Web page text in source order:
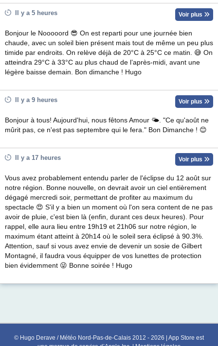
Il y a 5 heures Voir plus
Bonjour le Nooooord 😎 On est reparti pour une journée bien
chaude, avec un soleil bien présent mais tout de même un peu plus
timide par endroits. On relève déjà de 20°C à 25°C ce matin. 😅 On
atteindra 29°C à 33°C au plus chaud de l’après-midi, avant une
légère baisse demain. Bon dimanche ! Hugo
Il y a 9 heures Voir plus
Bonjour à tous! Aujourd'hui, nous fêtons Amour 🌤. "Ce qu'août ne
mûrit pas, ce n'est pas septembre qui le fera." Bon Dimanche ! 😊
Il y a 17 heures Voir plus
Vous avez probablement entendu parler de l'éclipse du 12 août sur
notre région. Bonne nouvelle, on devrait avoir un ciel entièrement
dégagé mercredi soir, permettant de profiter au maximum du
spectacle 😍 S'il y a bien un moment où l'on sera content de ne pas
avoir de pluie, c'est bien là (enfin, durant ces deux heures). Pour
rappel, elle aura lieu entre 19h19 et 21h06 sur notre région, le
maximum étant atteint à 20h14 où le soleil sera éclipsé à 90.3%.
Attention, sauf si vous avez envie de devenir un sosie de Gilbert
Montagné, il faudra vous équipper de vos lunettes de protection
bien évidemment 😜 Bonne soirée ! Hugo
© Hugo Derave / Météo Nord-Pas-de-Calais 2012 - 2026 | App Store est